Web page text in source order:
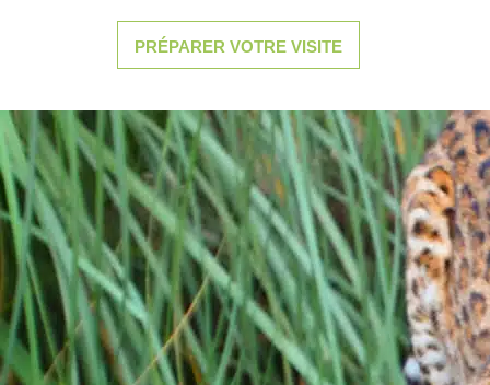
PRÉPARER VOTRE VISITE